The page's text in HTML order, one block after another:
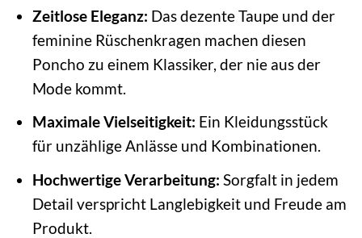
Zeitlose Eleganz: Das dezente Taupe und der
feminine Rüschenkragen machen diesen
Poncho zu einem Klassiker, der nie aus der
Mode kommt.
Maximale Vielseitigkeit: Ein Kleidungsstück
für unzählige Anlässe und Kombinationen.
Hochwertige Verarbeitung: Sorgfalt in jedem
Detail verspricht Langlebigkeit und Freude am
Produkt.